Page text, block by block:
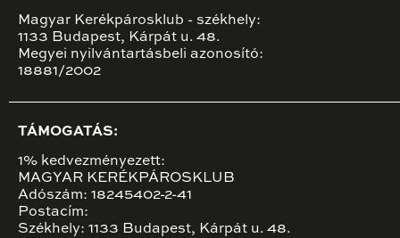
Magyar Kerékpárosklub - székhely:
1133 Budapest, Kárpát u. 48.
Megyei nyilvántartásbeli azonosító:
18881/2002
TÁMOGATÁS:
1% kedvezményezett:
MAGYAR KERÉKPÁROSKLUB
Adószám: 18245402-2-41
Postacím:
Székhely: 1133 Budapest, Kárpát u. 48.